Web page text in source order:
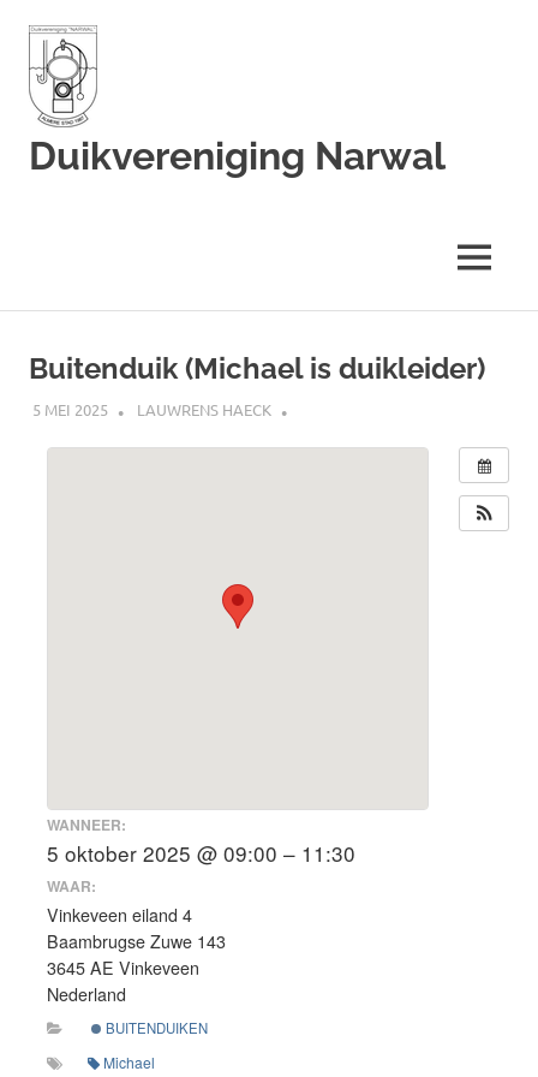
inhoud
Duikvereniging Narwal
MENU
Buitenduik (Michael is duikleider)
5 MEI 2025 LAUWRENS HAECK
WANNEER:
5 oktober 2025 @ 09:00 – 11:30
WAAR:
Vinkeveen eiland 4
Baambrugse Zuwe 143
3645 AE Vinkeveen
Nederland
BUITENDUIKEN
Michael